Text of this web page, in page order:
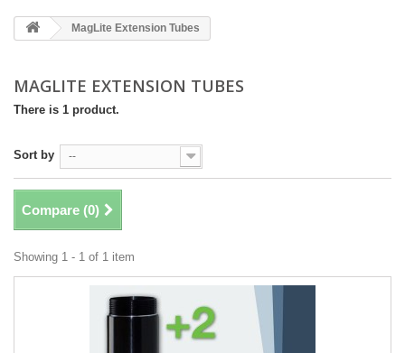
MagLite Extension Tubes
MAGLITE EXTENSION TUBES
There is 1 product.
Sort by --
Compare (0)
Showing 1 - 1 of 1 item